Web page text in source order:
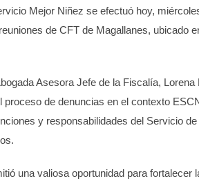
Mejor Niñez se efectuó hoy,
de CFT de Magallanes, ubicado
Asesora Jefe de la Fiscalía, Lorena
proceso de denuncias en el contexto
y responsabilidades del Servicio
una valiosa oportunidad para fortalecer